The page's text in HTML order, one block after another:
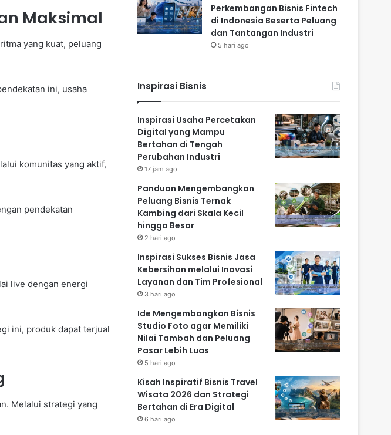
Maksimal
yang kuat, peluang
ini, usaha
komunitas yang aktif,
pendekatan
live dengan energi
ini, produk dapat terjual
Melalui strategi yang
Perkembangan Bisnis Fintech
di Indonesia Beserta Peluang
dan Tantangan Industri
5 hari ago
Inspirasi Bisnis
Inspirasi Usaha Percetakan
Digital yang Mampu
Bertahan di Tengah
Perubahan Industri
17 jam ago
Panduan Mengembangkan
Peluang Bisnis Ternak
Kambing dari Skala Kecil
hingga Besar
2 hari ago
Inspirasi Sukses Bisnis Jasa
Kebersihan melalui Inovasi
Layanan dan Tim Profesional
3 hari ago
Ide Mengembangkan Bisnis
Studio Foto agar Memiliki
Nilai Tambah dan Peluang
Pasar Lebih Luas
5 hari ago
Kisah Inspiratif Bisnis Travel
Wisata 2026 dan Strategi
Bertahan di Era Digital
6 hari ago